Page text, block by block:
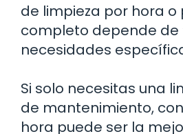
de limpieza por hora
completo depende de
necesidades
Si solo necesitas una
de mantenimiento,
hora puede ser la